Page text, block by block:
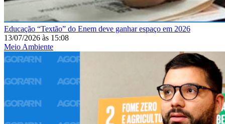
Educação “Textão” do Enem deve ganhar espaço em 2026
13/07/2026 às 15:08
Meio Ambiente